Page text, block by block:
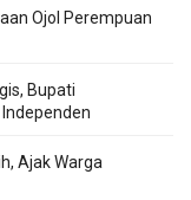
Ojol Perempuan
Bupati
Ajak Warga